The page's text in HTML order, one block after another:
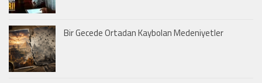
Bir Gecede Ortadan Kaybolan Medeniyetler